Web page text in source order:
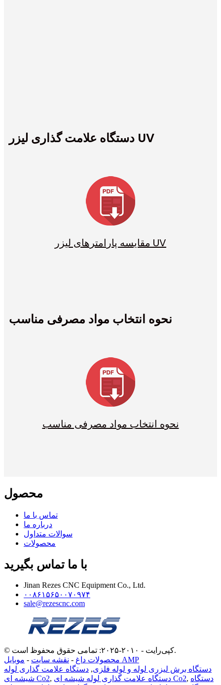
دستگاه علامت گذاری لیزر UV
مقایسه پارامترهای لیزر UV
نحوه انتخاب مواد مصرفی مناسب
نحوه انتخاب مواد مصرفی مناسب
محصول
تماس با ما
درباره ما
سوالات متداول
محصولات
با ما تماس بگیرید
Jinan Rezes CNC Equipment Co., Ltd.
۰۰۸۶۱۵۶۵۰۰۷۰۹۷۴
sale@rezescnc.com
© کپی‌رایت - ۲۰۱۰-۲۰۲۵: تمامی حقوق محفوظ است.
محصولات داغ - نقشه سایت -
موبایل AMP
دستگاه برش لیزری لوله و لوله فلزی, دستگاه علامت گذاری لوله
شیشه ای Co2, دستگاه علامت گذاری لوله شیشه ای Co2, دستگاه